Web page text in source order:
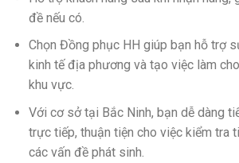
đề nếu có.
Chọn Đồng phục HH giúp bạn hỗ trợ
kinh tế địa phương và tạo việc làm
khu vực.
Với cơ sở tại Bắc Ninh, bạn dễ dàng
trực tiếp, thuận tiện cho việc kiểm tra
các vấn đề phát sinh.